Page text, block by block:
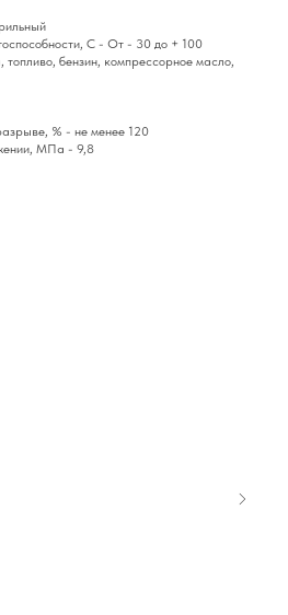
С - От - 30 до + 100
бензин, компрессорное масло,
% - не менее 120
МПа - 9,8